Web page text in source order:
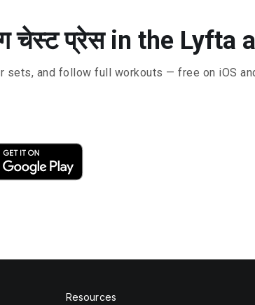
चेस्ट प्रेस in the Lyfta
sets, and follow full workouts — free on iOS
Resources